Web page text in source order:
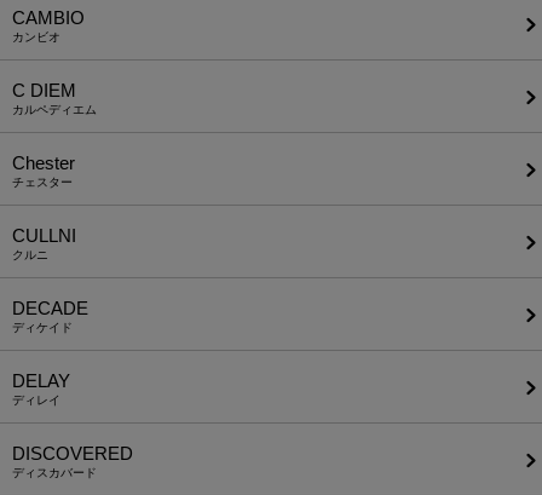
CAMBIO
カンビオ
C DIEM
カルペディエム
Chester
チェスター
CULLNI
クルニ
DECADE
ディケイド
DELAY
ディレイ
DISCOVERED
ディスカバード